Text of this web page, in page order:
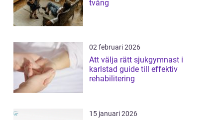
tvång
02 februari 2026
Att välja rätt sjukgymnast i
karlstad guide till effektiv
rehabilitering
15 januari 2026